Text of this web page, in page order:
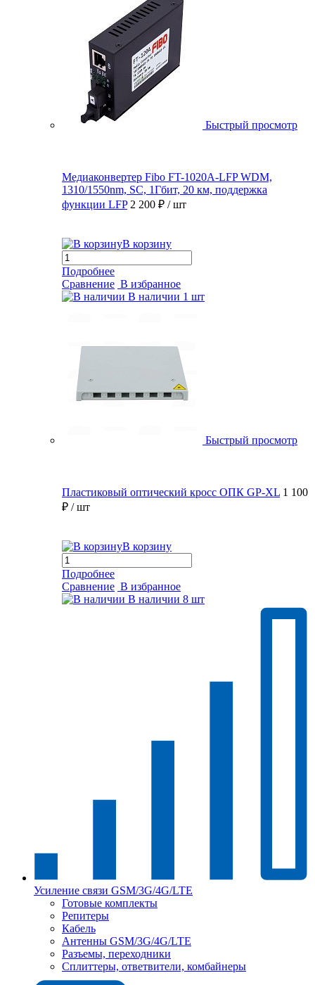
Быстрый просмотр
Медиаконвертер Fibo FT-1020A-LFP WDM,
1310/1550nm, SC, 1Гбит, 20 км, поддержка
функции LFP 2 200 ₽ / шт
В корзину
Подробнее
Сравнение В избранное
В наличии 1 шт
Быстрый просмотр
Пластиковый оптический кросс ОПК GP-XL 1 100
₽ / шт
В корзину
Подробнее
Сравнение В избранное
В наличии 8 шт
Усиление связи GSM/3G/4G/LTE
Готовые комплекты
Репитеры
Кабель
Антенны GSM/3G/4G/LTE
Разъемы, переходники
Сплиттеры, ответвители, комбайнеры